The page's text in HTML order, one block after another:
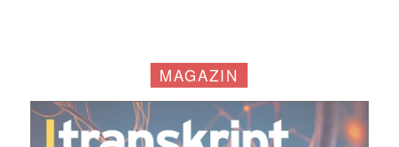
MAGAZIN